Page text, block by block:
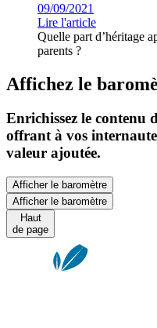
09/09/2021
Lire l'article
Quelle part d’héritage
parents ?
Affichez le
Enrichissez le contenu
offrant à vos
valeur ajoutée.
Afficher le baromètre
Afficher le baromètre
Haut
de page